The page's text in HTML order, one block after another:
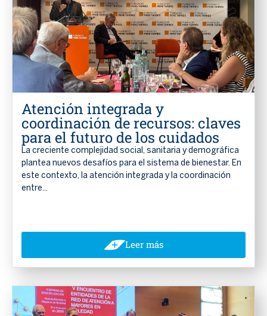
Atención integrada y
coordinación de recursos: claves
para el futuro de los cuidados
La creciente complejidad social, sanitaria y demográfica
plantea nuevos desafíos para el sistema de bienestar. En
este contexto, la atención integrada y la coordinación
entre...
Leer más